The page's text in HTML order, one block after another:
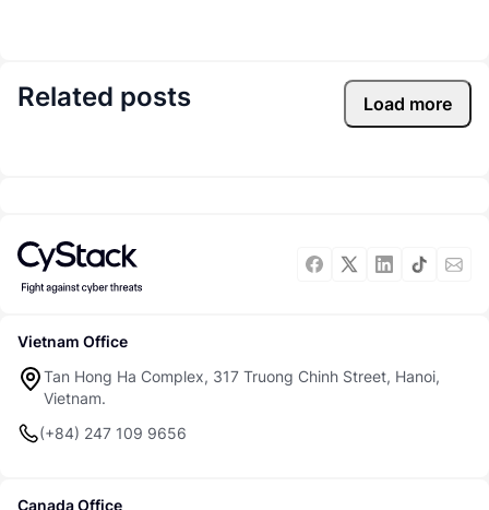
Related posts Load more
Vietnam Office
Tan Hong Ha Complex, 317 Truong Chinh Street, Hanoi,
Vietnam.
(+84) 247 109 9656
Canada Office